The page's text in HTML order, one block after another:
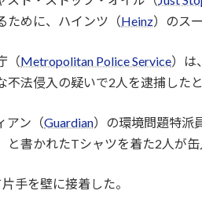
ために、ハインツ（Heinz）のス
（Metropolitan Police Service）は
不法侵入の疑いで2人を逮捕したと
アン（Guardian）の環境問題特派
と書かれたTシャツを着た2人が
手を壁に接着した。